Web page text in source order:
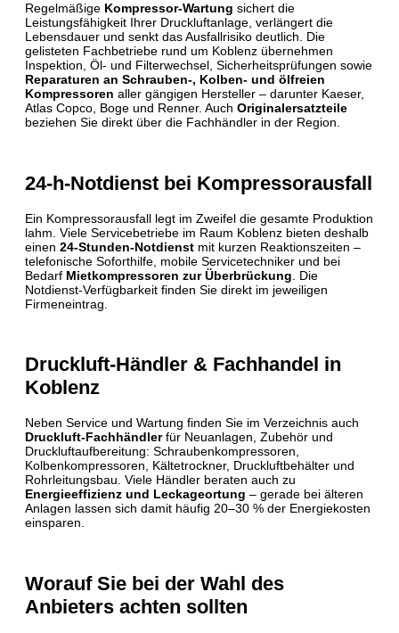
Regelmäßige Kompressor-Wartung sichert die
Leistungsfähigkeit Ihrer Druckluftanlage, verlängert die
Lebensdauer und senkt das Ausfallrisiko deutlich. Die
gelisteten Fachbetriebe rund um Koblenz übernehmen
Inspektion, Öl- und Filterwechsel, Sicherheits­prüfungen sowie
Reparaturen an Schrauben-, Kolben- und ölfreien
Kompressoren aller gängigen Hersteller – darunter Kaeser,
Atlas Copco, Boge und Renner. Auch Originalersatzteile
beziehen Sie direkt über die Fachhändler in der Region.
24-h-Notdienst bei Kompressorausfall
Ein Kompressorausfall legt im Zweifel die gesamte Produktion
lahm. Viele Servicebetriebe im Raum Koblenz bieten deshalb
einen 24-Stunden-Notdienst mit kurzen Reaktionszeiten –
telefonische Soforthilfe, mobile Servicetechniker und bei
Bedarf Mietkompressoren zur Überbrückung . Die
Notdienst-Verfügbarkeit finden Sie direkt im jeweiligen
Firmeneintrag.
Druckluft-Händler & Fachhandel in
Koblenz
Neben Service und Wartung finden Sie im Verzeichnis auch
Druckluft-Fachhändlerfür Neuanlagen, Zubehör und
Druckluftaufbereitung: Schraubenkompressoren,
Kolbenkompressoren, Kältetrockner, Druckluftbehälter und
Rohrleitungsbau. Viele Händler beraten auch zu
Energieeffizienz und Leckageortung – gerade bei älteren
Anlagen lassen sich damit häufig 20–30 % der Energiekosten
einsparen.
Worauf Sie bei der Wahl des
Anbieters achten sollten